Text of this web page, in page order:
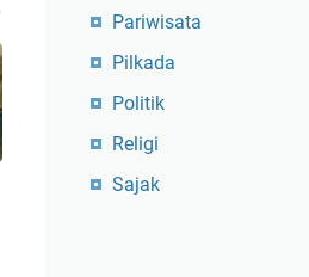
Pariwisata
Pilkada
Politik
Religi
Sajak